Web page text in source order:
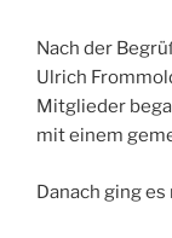
Nach der
Ulrich
Mitglieder
mit einem
Danach ging